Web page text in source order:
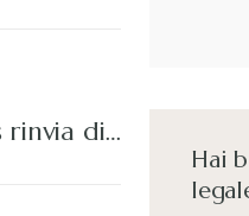
rinvia di…
Hai